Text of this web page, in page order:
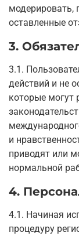
модерировать,
оставленные
3.
3.1.
действий и не
которые могут
и
приводят или
нормальной
4.
4.1. Начиная
процедуру